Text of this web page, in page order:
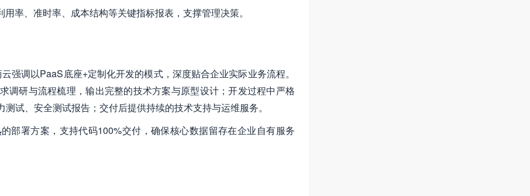
率、准时率、成本结构等关键指标报表，支撑管理决策。
强调以PaaS底座+定制化开发的模式，深度贴合企业实际业务流程。
调研与流程梳理，输出完整的技术方案与原型设计；开发过程中严格
试、安全测试报告；交付后提供持续的技术支持与运维服务。
部署方案，支持代码100%交付，确保核心数据留存在企业自有服务